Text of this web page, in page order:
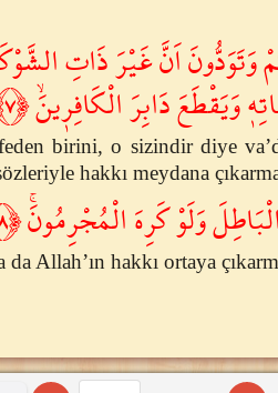
وَتَوَدُّونَ اَنَّ غَيْرَ ذَاتِ
وَيَقْطَعَ دَابِرَ الْكَافِر۪ينَۙ ﴿٧﴾
birini, o sizindir diye
hakkı meydana
وَلَوْ كَرِهَ الْمُجْرِمُونَۚ ﴿٨﴾
Allah’ın hakkı ortaya